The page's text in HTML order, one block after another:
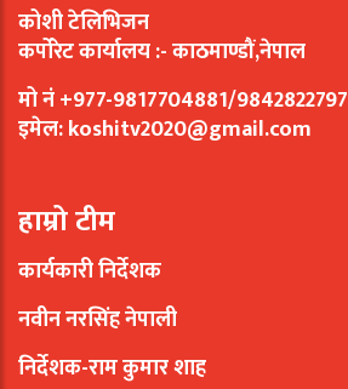
कोशी टेलिभिजन
कर्पोरेट कार्यालय :- काठमाण्डौं,नेपाल
मो नं +977-9817704881/9842822797
इमेल:koshitv2020@gmail.com
हाम्रो टीम
कार्यकारी निर्देशक
नवीन नरसिंह नेपाली
निर्देशक-राम कुमार शाह